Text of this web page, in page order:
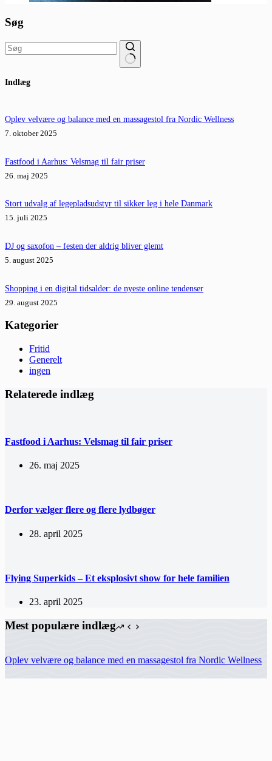
Søg
resultater
Indlæg
Oplev velvære og balance med en massagestol fra Nordic Wellness
7. oktober 2025
Fastfood i Aarhus: Velsmag til fair priser
26. maj 2025
Stort udvalg af legepladsudstyr til sikker leg i hele Danmark
15. juli 2025
DJ og saxofon – festen der aldrig bliver glemt
5. august 2025
Shopping i en digital tidsalder: de nyeste online tendenser
29. august 2025
Kategorier
Fritid
Generelt
ingen
Relaterede indlæg
Fastfood i Aarhus: Velsmag til fair priser
26. maj 2025
Derfor vælger flere og flere lydbøger
28. april 2025
Flying Superkids – Et eksplosivt show for hele familien
23. april 2025
Mest populære indlæg
Oplev velvære og balance med en massagestol fra Nordic Wellness
Fastfood i Aarhus: Velsmag til fair priser